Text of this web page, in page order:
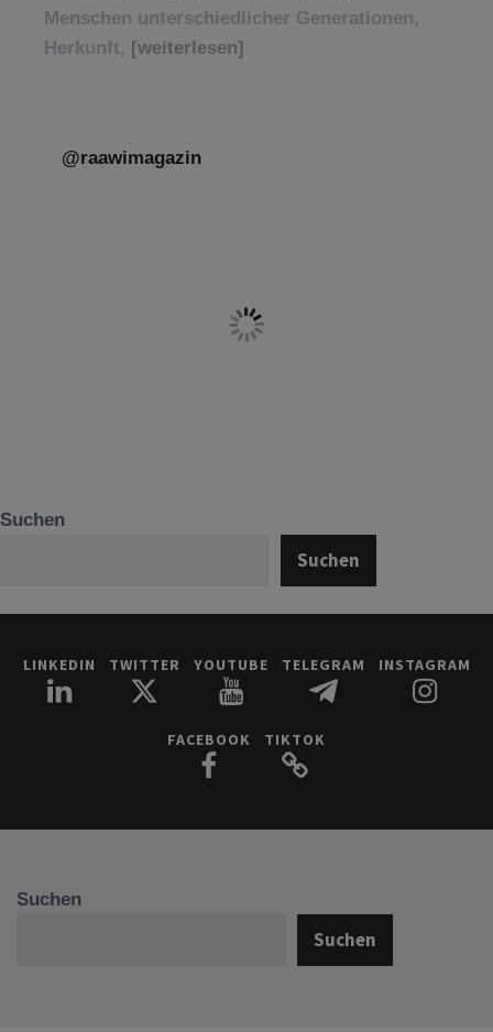
Menschen unterschiedlicher Generationen,
Herkunft, [weiterlesen]
@raawimagazin
Suchen
Suchen
LINKEDIN TWITTER YOUTUBE TELEGRAM INSTAGRAM
FACEBOOK TIKTOK
Suchen
Suchen